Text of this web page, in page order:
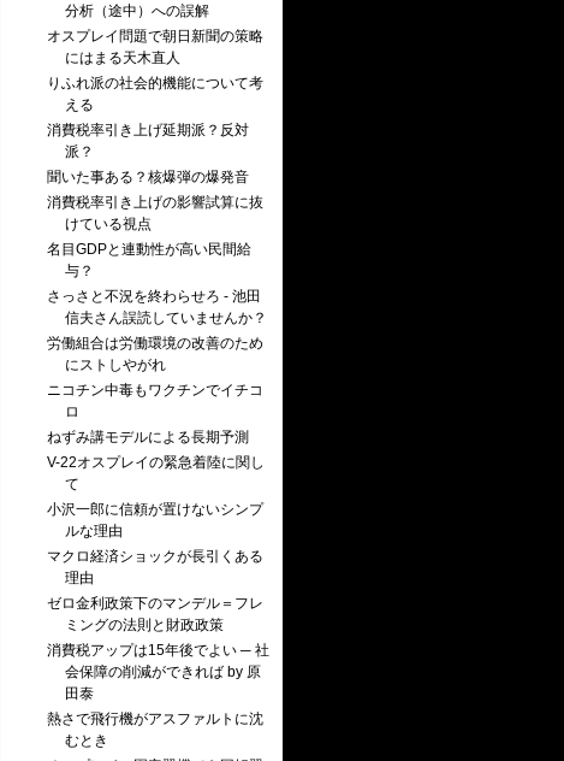
分析（途中）への誤解
オスプレイ問題で朝日新聞の策略
にはまる天木直人
りふれ派の社会的機能について考
える
消費税率引き上げ延期派？反対
派？
聞いた事ある？核爆弾の爆発音
消費税率引き上げの影響試算に抜
けている視点
名目GDPと連動性が高い民間給
与？
さっさと不況を終わらせろ - 池田
信夫さん誤読していませんか？
労働組合は労働環境の改善のため
にストしやがれ
ニコチン中毒もワクチンでイチコ
ロ
ねずみ講モデルによる長期予測
V-22オスプレイの緊急着陸に関し
て
小沢一郎に信頼が置けないシンプ
ルな理由
マクロ経済ショックが長引くある
理由
ゼロ金利政策下のマンデル＝フレ
ミングの法則と財政政策
消費税アップは15年後でよい ─ 社
会保障の削減ができれば by 原
田泰
熱さで飛行機がアスファルトに沈
むとき